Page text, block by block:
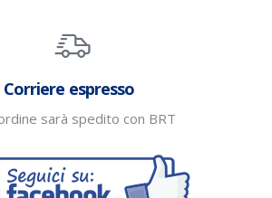
Corriere espresso
sarà spedito con BRT